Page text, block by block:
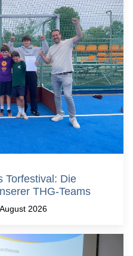
Torfestival: Die
THG-Teams
2026